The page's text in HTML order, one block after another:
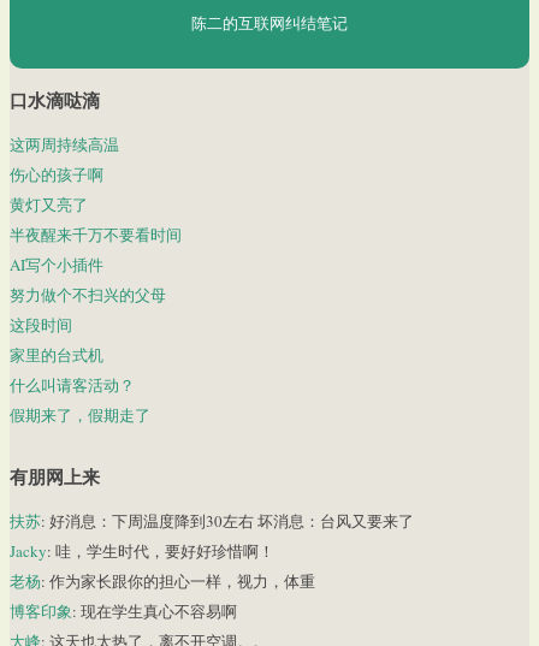
陈二的互联网纠结笔记
口水滴哒滴
这两周持续高温
伤心的孩子啊
黄灯又亮了
半夜醒来千万不要看时间
AI写个小插件
努力做个不扫兴的父母
这段时间
家里的台式机
什么叫请客活动？
假期来了，假期走了
有朋网上来
扶苏: 好消息：下周温度降到30左右 坏消息：台风又要来了
Jacky: 哇，学生时代，要好好珍惜啊！
老杨: 作为家长跟你的担心一样，视力，体重
博客印象: 现在学生真心不容易啊
大峰: 这天也太热了，离不开空调。。